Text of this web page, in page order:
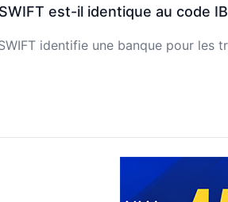
est-il identique au code
identifie une banque pour les